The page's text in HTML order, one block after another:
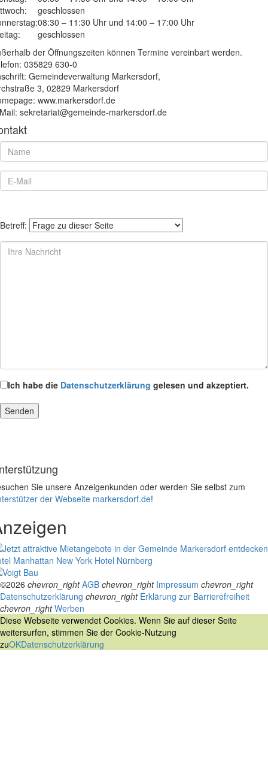
geschlossen
08:30 – 11:30 Uhr und 14:00 – 17:00 Uhr
geschlossen
der Öffnungszeiten können Termine vereinbart werden.
035829 630-0
Gemeindeverwaltung Markersdorf,
3, 02829 Markersdorf
www.markersdorf.de
sekretariat@gemeinde-markersdorf.de
Betreff:
Ich habe die Datenschutzerklärung gelesen und akzeptiert.
Sie unsere Anzeigenkunden oder werden Sie selbst zum
der Webseite markersdorf.de!
Manhattan New York Hotel Nürnberg
©2026 chevron_right AGB chevron_right Impressum chevron_right
Datenschutzerklärung chevron_right Erklärung zur Barrierefreiheit
chevron_right Werben
Diese Webseite verwendet Cookies. Wenn Sie auf dieser Seite
weitersurfen, stimmen Sie der Cookie-Nutzung
zuOKDatenschutzerklärung